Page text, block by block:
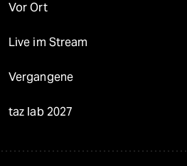
Vor Ort
Live im Stream
Vergangene
taz lab 2027